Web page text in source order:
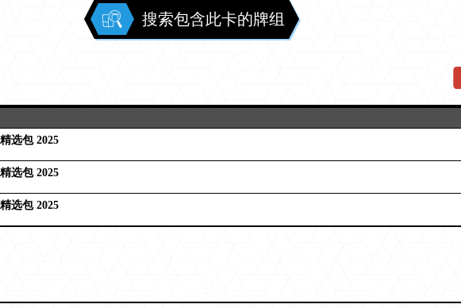
搜索包含此卡的牌组
选包 2025
选包 2025
选包 2025